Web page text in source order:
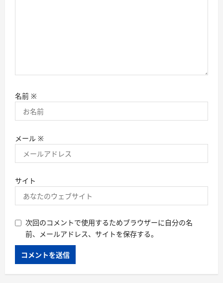
名前 ※
メール ※
サイト
次回のコメントで使用するためブラウザーに自分の名
前、メールアドレス、サイトを保存する。